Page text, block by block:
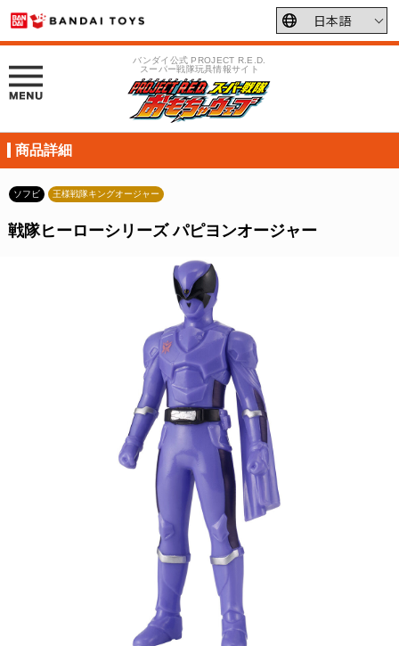
バンダイ公式 PROJECT R.E.D.
スーパー戦隊玩具情報サイト
商品詳細
ソフビ 王様戦隊キングオージャー
戦隊ヒーローシリーズ パピヨンオージャー